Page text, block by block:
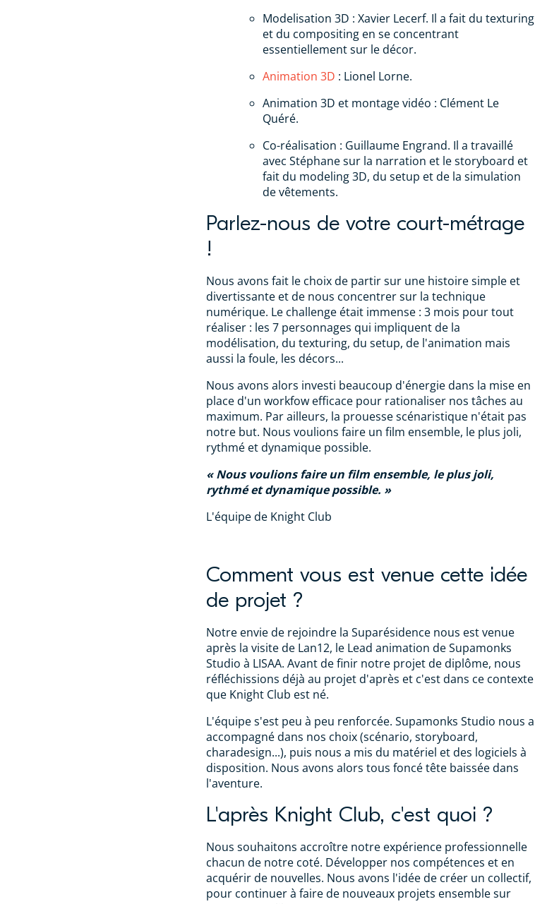
Modelisation 3D : Xavier Lecerf. Il a fait du texturing
et du compositing en se concentrant
essentiellement sur le décor.
Animation 3D : Lionel Lorne.
Animation 3D et montage vidéo : Clément Le
Quéré.
Co-réalisation : Guillaume Engrand. Il a travaillé
avec Stéphane sur la narration et le storyboard et
fait du modeling 3D, du setup et de la simulation
de vêtements.
Parlez-nous de votre court-métrage
!
Nous avons fait le choix de partir sur une histoire simple et
divertissante et de nous concentrer sur la technique
numérique. Le challenge était immense : 3 mois pour tout
réaliser : les 7 personnages qui impliquent de la
modélisation, du texturing, du setup, de l'animation mais
aussi la foule, les décors...
Nous avons alors investi beaucoup d'énergie dans la mise en
place d'un workfow efficace pour rationaliser nos tâches au
maximum. Par ailleurs, la prouesse scénaristique n'était pas
notre but. Nous voulions faire un film ensemble, le plus joli,
rythmé et dynamique possible.
Nous voulions faire un film ensemble, le plus joli,
rythmé et dynamique possible.
L'équipe de Knight Club
Comment vous est venue cette idée
de projet ?
Notre envie de rejoindre la Suparésidence nous est venue
après la visite de Lan12, le Lead animation de Supamonks
Studio à LISAA. Avant de finir notre projet de diplôme, nous
réfléchissions déjà au projet d'après et c'est dans ce contexte
que Knight Club est né.
L'équipe s'est peu à peu renforcée. Supamonks Studio nous a
accompagné dans nos choix (scénario, storyboard,
charadesign...), puis nous a mis du matériel et des logiciels à
disposition. Nous avons alors tous foncé tête baissée dans
l'aventure.
L'après Knight Club, c'est quoi ?
Nous souhaitons accroître notre expérience professionnelle
chacun de notre coté. Développer nos compétences et en
acquérir de nouvelles. Nous avons l'idée de créer un collectif,
pour continuer à faire de nouveaux projets ensemble sur